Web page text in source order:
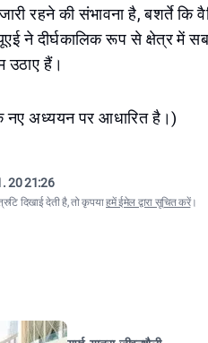
रहने की संभावना है, बशर्ते
ने दीर्घकालिक रूप से क्षेत्र में
हैं।
अध्ययन पर आधारित है।)
20 21:26
दिखाई देती है, तो कृपयाहमें ईमेल द्वारा सूचित करें।